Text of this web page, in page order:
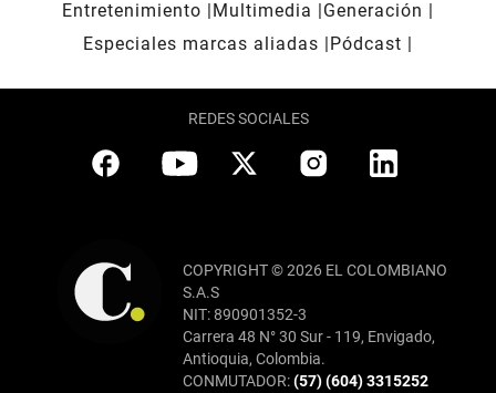
Entretenimiento
Multimedia
Generación
Especiales marcas aliadas
Pódcast
REDES SOCIALES
COPYRIGHT © 2026 EL COLOMBIANO
S.A.S
NIT: 890901352-3
Carrera 48 N° 30 Sur - 119, Envigado,
Antioquia, Colombia.
CONMUTADOR:(57) (604) 3315252